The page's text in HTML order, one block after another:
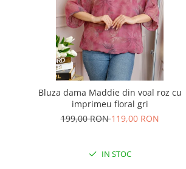
Bluza dama Maddie din voal roz cu
imprimeu floral gri
199,00 RON119,00 RON
IN STOC